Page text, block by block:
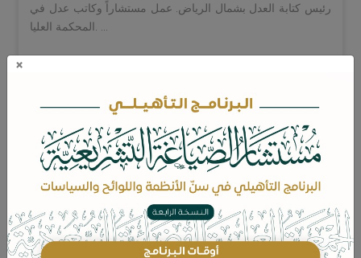
رئيس كتابة العدل بشمال الرياض. عمل مستشاراً وكاتب عدل في
المزيد
×